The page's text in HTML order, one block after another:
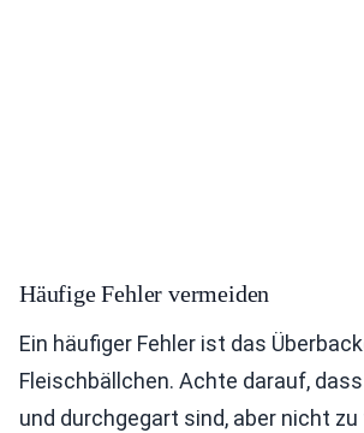
Häufige Fehler vermeiden
Ein häufiger Fehler ist das
Fleischbällchen. Achte darauf,
und durchgegart sind, aber nicht zu